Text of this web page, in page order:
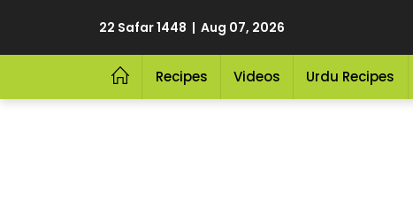
22 Safar 1448 | Aug 07, 2026
Recipes Videos Urdu Recipes